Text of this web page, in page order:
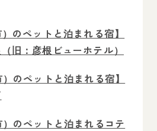
のペットと泊まれる宿】
旧：彦根ビューホテル）
のペットと泊まれる宿】
のペットと泊まれるコテ